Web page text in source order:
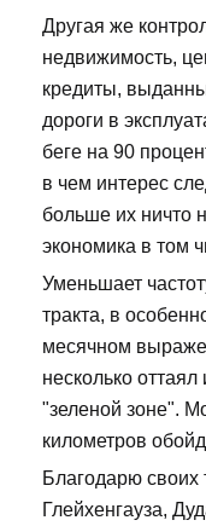
Другая же
недвижимость,
кредиты,
дороги в
беге на 90
в чем интерес
больше их ничто
экономика в том
Уменьшает
тракта, в
месячном
несколько
"зеленой зоне".
километров
Благодарю своих
Глейхенгауза,